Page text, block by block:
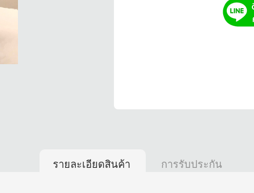
รายละเอียดสินค้า การรับประกัน